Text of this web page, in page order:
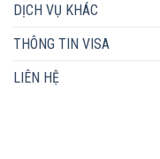
DỊCH VỤ KHÁC
THÔNG TIN VISA
LIÊN HỆ